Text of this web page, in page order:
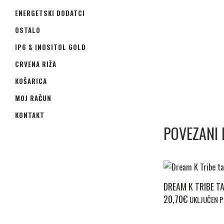
ENERGETSKI DODATCI
OSTALO
IP6 & INOSITOL GOLD
CRVENA RIŽA
KOŠARICA
MOJ RAČUN
KONTAKT
DREAM K TRIBE
20,70€ UKLJUČEN